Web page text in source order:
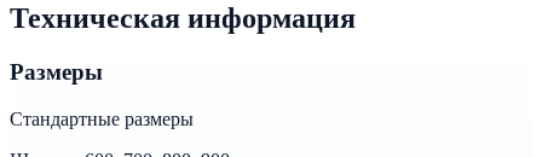
Техническая информация
Размеры
Стандартные размеры